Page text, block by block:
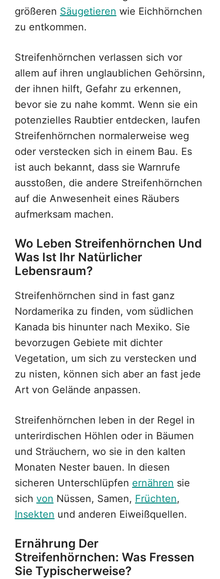
größeren Säugetieren wie Eichhörnchen
zu entkommen.
Streifenhörnchen verlassen sich vor
allem auf ihren unglaublichen Gehörsinn,
der ihnen hilft, Gefahr zu erkennen,
bevor sie zu nahe kommt. Wenn sie ein
potenzielles Raubtier entdecken, laufen
Streifenhörnchen normalerweise weg
oder verstecken sich in einem Bau. Es
ist auch bekannt, dass sie Warnrufe
ausstoßen, die andere Streifenhörnchen
auf die Anwesenheit eines Räubers
aufmerksam machen.
Wo Leben Streifenhörnchen Und
Was Ist Ihr Natürlicher
Lebensraum?
Streifenhörnchen sind in fast ganz
Nordamerika zu finden, vom südlichen
Kanada bis hinunter nach Mexiko. Sie
bevorzugen Gebiete mit dichter
Vegetation, um sich zu verstecken und
zu nisten, können sich aber an fast jede
Art von Gelände anpassen.
Streifenhörnchen leben in der Regel in
unterirdischen Höhlen oder in Bäumen
und Sträuchern, wo sie in den kalten
Monaten Nester bauen. In diesen
sicheren Unterschlüpfen ernähren sie
sich von Nüssen, Samen, Früchten,
Insekten und anderen Eiweißquellen.
Ernährung Der
Streifenhörnchen: Was Fressen
Sie Typischerweise?